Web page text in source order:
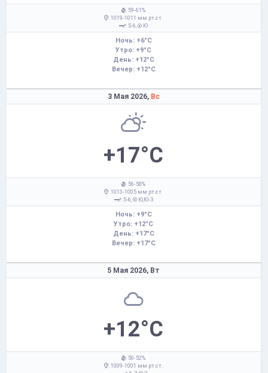
: 59-61%
: 1019-1011 мм рт.ст.
: 5-6,
Ю
Ночь: +6°C
Утро: +9°C
День: +12°C
Вечер: +12°C
3 Мая 2026, Вс
+17°C
: 56-58%
: 1013-1005 мм рт.ст.
: 5-6,
Ю,Ю-З
Ночь: +9°C
Утро: +12°C
День: +17°C
Вечер: +17°C
5 Мая 2026, Вт
+12°C
: 50-52%
: 1009-1001 мм рт.ст.